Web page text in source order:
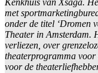
Kenkhuis van Xsaga.
met
onder de titel ‘Dromen
Theater in Amsterdam.
verliezen, over
theaterprogramma
voor de